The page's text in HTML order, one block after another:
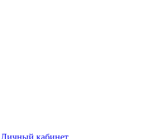
Личный кабинет